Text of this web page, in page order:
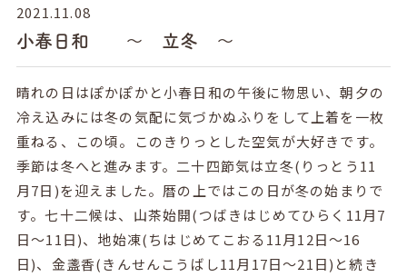
2021.11.08
小春日和 ～ 立冬 ～
晴れの日はぽかぽかと小春日和の午後に物思い、朝夕の
冷え込みには冬の気配に気づかぬふりをして上着を一枚
重ねる、この頃。このきりっとした空気が大好きです。
季節は冬へと進みます。二十四節気は立冬(りっとう11
月7日)を迎えました。暦の上ではこの日が冬の始まりで
す。七十二候は、山茶始開(つばきはじめてひらく11月7
日～11日)、地始凍(ちはじめてこおる11月12日～16
日)、金盞香(きんせんこうばし11月17日～21日)と続き